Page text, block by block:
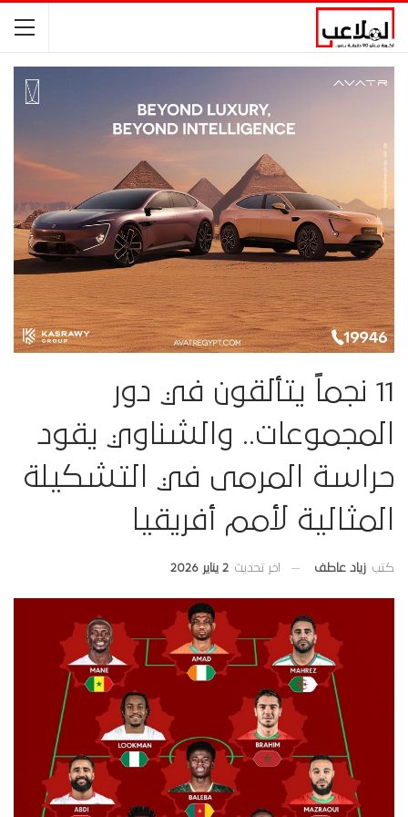
11 نجماً يتألقون في دور
المجموعات.. والشناوي يقود
حراسة المرمى في التشكيلة
المثالية لأمم أفريقيا
كتب زياد عاطف اخر تحديث 2 يناير 2026